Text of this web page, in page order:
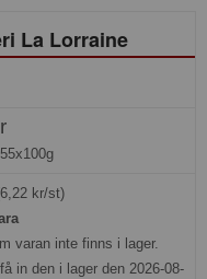
La Lorraine
kr/st)
varan inte finns i lager.
in den i lager den 2026-08-